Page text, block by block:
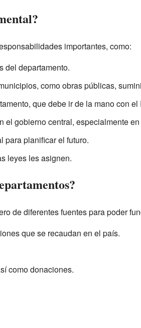
importantes, como:
del departamento.
como obras públicas,
que debe ir de la mano con
gobierno central, especialmente
para planificar el futuro.
leyes les asignen.
de diferentes fuentes para poder
que se recaudan en el país.
como donaciones.